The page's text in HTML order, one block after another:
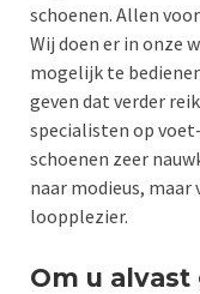
schoenen. Allen
Wij doen er in onze
mogelijk te
geven dat verder
specialisten op
schoenen zeer
naar modieus,
loopplezier.
Om u